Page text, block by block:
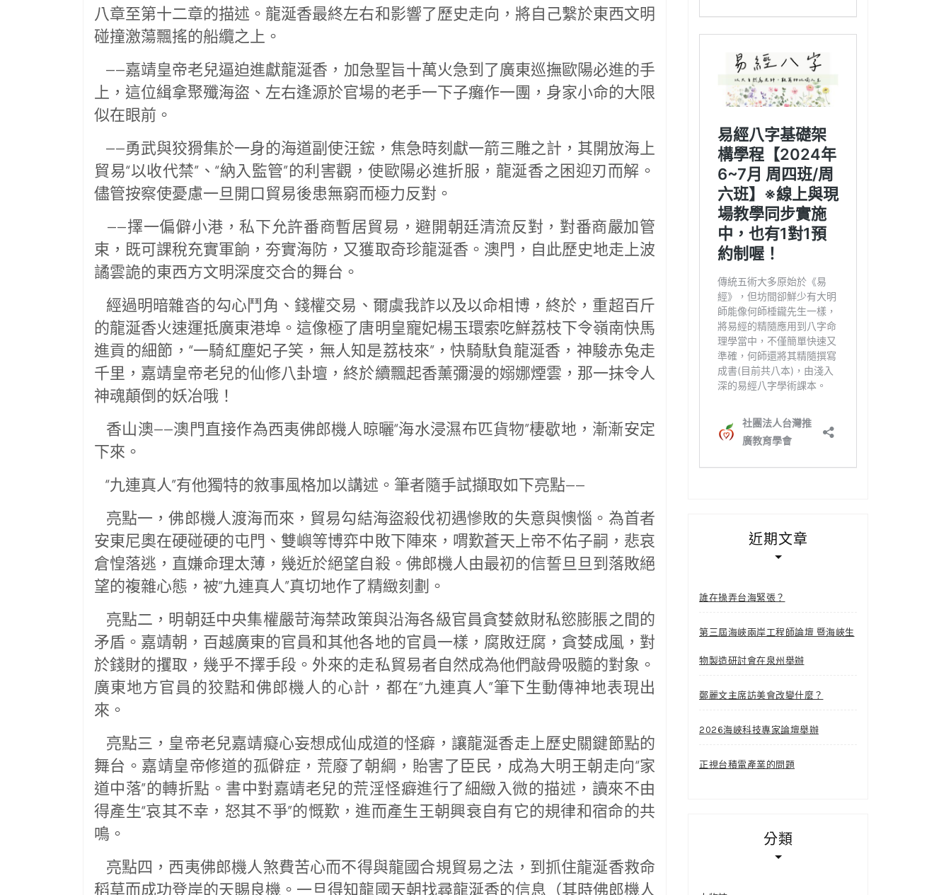
八章至第十二章的描述。龍涎香最終左右和影響了歷史走向，將自己繫於東西文明
碰撞激蕩飄搖的船纜之上。
——嘉靖皇帝老兒逼迫進獻龍涎香，加急聖旨十萬火急到了廣東巡撫歐陽必進的手
上，這位緝拿聚殲海盜、左右逢源於官場的老手一下子癱作一團，身家小命的大限
似在眼前。
——勇武與狡猾集於一身的海道副使汪鋐，焦急時刻獻一箭三雕之計，其開放海上
貿易“以收代禁”、“納入監管”的利害觀，使歐陽必進折服，龍涎香之困迎刃而解。
儘管按察使憂慮一旦開口貿易後患無窮而極力反對。
——擇一偏僻小港，私下允許番商暫居貿易，避開朝廷清流反對，對番商嚴加管
束，既可課稅充實軍餉，夯實海防，又獲取奇珍龍涎香。澳門，自此歷史地走上波
譎雲詭的東西方文明深度交合的舞台。
經過明暗雜沓的勾心鬥角、錢權交易、爾虞我詐以及以命相博，終於，重超百斤
的龍涎香火速運抵廣東港埠。這像極了唐明皇寵妃楊玉環索吃鮮荔枝下令嶺南快馬
進貢的細節，“一騎紅塵妃子笑，無人知是荔枝來”，快騎馱負龍涎香，神駿赤兔走
千里，嘉靖皇帝老兒的仙修八卦壇，終於續飄起香薰彌漫的嫋娜煙雲，那一抹令人
神魂顛倒的妖冶哦！
香山澳——澳門直接作為西夷佛郎機人晾曬“海水浸濕布匹貨物”棲歇地，漸漸安定
下來。
“九連真人”有他獨特的敘事風格加以講述。筆者隨手試擷取如下亮點——
亮點一，佛郎機人渡海而來，貿易勾結海盜殺伐初遇慘敗的失意與懊惱。為首者
安東尼奧在硬碰硬的屯門、雙嶼等博弈中敗下陣來，喟歎蒼天上帝不佑子嗣，悲哀
倉惶落逃，直嫌命理太薄，幾近於絕望自殺。佛郎機人由最初的信誓旦旦到落敗絕
望的複雜心態，被“九連真人”真切地作了精緻刻劃。
亮點二，明朝廷中央集權嚴苛海禁政策與沿海各級官員貪婪斂財私慾膨脹之間的
矛盾。嘉靖朝，百越廣東的官員和其他各地的官員一樣，腐敗迂腐，貪婪成風，對
於錢財的攫取，幾乎不擇手段。外來的走私貿易者自然成為他們敲骨吸髓的對象。
廣東地方官員的狡黠和佛郎機人的心計，都在“九連真人”筆下生動傳神地表現出
來。
亮點三，皇帝老兒嘉靖癡心妄想成仙成道的怪癖，讓龍涎香走上歷史關鍵節點的
舞台。嘉靖皇帝修道的孤僻症，荒廢了朝綱，貽害了臣民，成為大明王朝走向“家
道中落”的轉折點。書中對嘉靖老兒的荒淫怪癖進行了細緻入微的描述，讀來不由
得產生“哀其不幸，怒其不爭”的慨歎，進而產生王朝興衰自有它的規律和宿命的共
鳴。
亮點四，西夷佛郎機人煞費苦心而不得與龍國合規貿易之法，到抓住龍涎香救命
稻草而成功登岸的天賜良機。一旦得知龍國天朝找尋龍涎香的信息（其時佛郎機人
近期文章
誰在操弄台海緊張？
第三屆海峽兩岸工程師論壇 暨海峽生
物製造研討會在泉州舉辦
鄭麗文主席訪美會改變什麼？
2026海峽科技專家論壇舉辦
正視台積電產業的問題
分類